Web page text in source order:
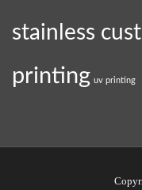
stainless
printing uv printing